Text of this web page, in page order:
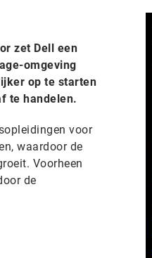
zet Dell een
omgeving
op te starten
te handelen.
voor
waardoor de
Voorheen
de